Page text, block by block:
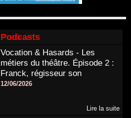
Podcasts
Vocation & Hasards - Les
métiers du théâtre. Épisode 2 :
Franck, régisseur son
12/06/2026
Lire la suite